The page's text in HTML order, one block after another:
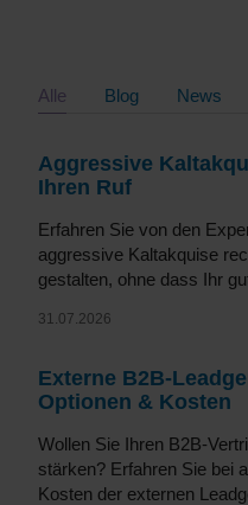
Alle Blog News
Aggressive
Ihren Ruf
Erfahren Sie von den
aggressive Kaltakquise
gestalten, ohne dass Ihr
31.07.2026
Externe B2B-
Optionen & Kosten
Wollen Sie Ihren B2B-
stärken? Erfahren Sie bei
Kosten der externen